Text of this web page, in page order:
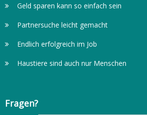
Geld sparen kann so einfach sein
Partnersuche leicht gemacht
Endlich erfolgreich im Job
Haustiere sind auch nur Menschen
Fragen?